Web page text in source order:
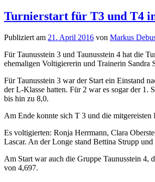
Turnierstart für T3 und T4
Publiziert am 21. April 2016 von Markus
Für Taunusstein 3 und Taunusstein 4 hat die
ehemaligen Voltigiererin und Trainerin Sandra
Für Taunusstein 3 war der Start ein Einstand
der L-Klasse hatten. Für 2 war es sogar der 1.
bis hin zu 8,0.
Am Ende konnte sich T 3 und die
Es voltigierten: Ronja Herrmann, Clara
Lascar. An der Longe stand Bettina Strupp
Am Start war auch die Gruppe Taunusstein 4,
von 4,697.